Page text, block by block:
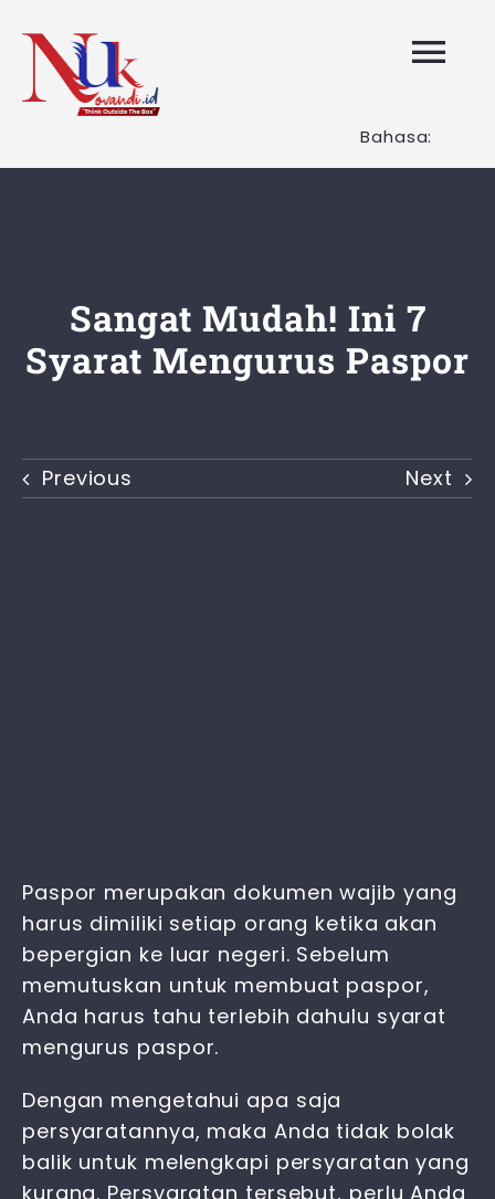
content
HOME
Artikel
Bahasa:
Sangat Mudah! Ini 7
Syarat Mengurus Paspor
Previous Next
Paspor merupakan dokumen wajib yang
harus dimiliki setiap orang ketika akan
bepergian ke luar negeri. Sebelum
memutuskan untuk membuat paspor,
Anda harus tahu terlebih dahulu syarat
mengurus paspor.
Dengan mengetahui apa saja
persyaratannya, maka Anda tidak bolak
balik untuk melengkapi persyaratan yang
kurang. Persyaratan tersebut, perlu Anda